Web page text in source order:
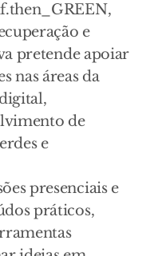
e
pretende apoiar
nas áreas da
de
e
presenciais e
práticos,